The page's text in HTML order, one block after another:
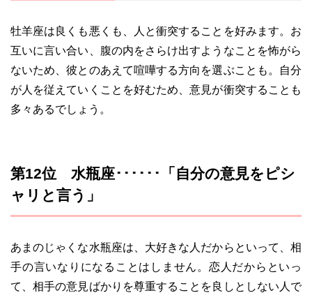
牡羊座は良くも悪くも、人と衝突することを好みます。お
互いに言い合い、腹の内をさらけ出すようなことを怖がら
ないため、彼とのあえて喧嘩する方向を選ぶことも。自分
が人を従えていくことを好むため、意見が衝突することも
多々あるでしょう。
第12位 水瓶座･･････「自分の意見をピシ
ャリと言う」
あまのじゃくな水瓶座は、大好きな人だからといって、相
手の言いなりになることはしません。恋人だからといっ
て、相手の意見ばかりを尊重することを良しとしない人で